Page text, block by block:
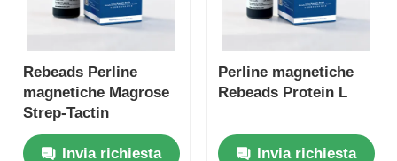
Rebeads Perline
magnetiche Magrose
Strep-Tactin
Invia richiesta
Perline magnetiche
Rebeads Protein L
Invia richiesta